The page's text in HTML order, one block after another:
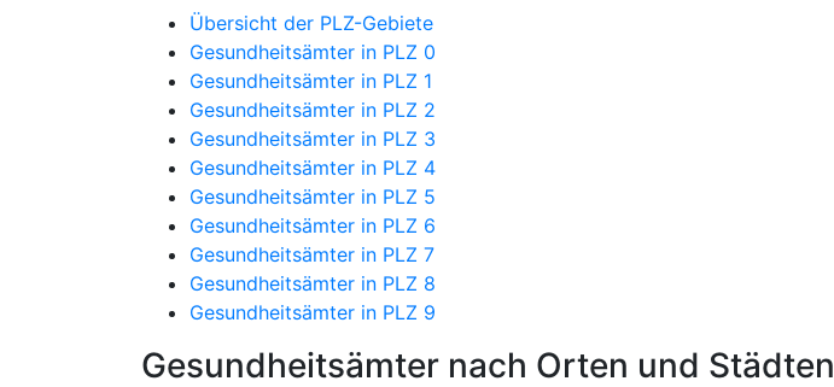
Übersicht der PLZ-Gebiete
Gesundheitsämter in PLZ 0
Gesundheitsämter in PLZ 1
Gesundheitsämter in PLZ 2
Gesundheitsämter in PLZ 3
Gesundheitsämter in PLZ 4
Gesundheitsämter in PLZ 5
Gesundheitsämter in PLZ 6
Gesundheitsämter in PLZ 7
Gesundheitsämter in PLZ 8
Gesundheitsämter in PLZ 9
Gesundheitsämter nach Orten und Städten